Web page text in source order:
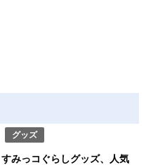
グッズ
すみっコぐらしグッズ、人気